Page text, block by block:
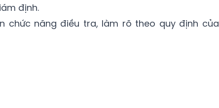
định.
chức năng điều tra, làm rõ theo quy định của